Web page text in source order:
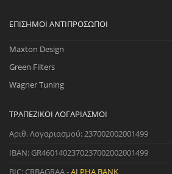
ΕΠΊΣΗΜΟΙ ΑΝΤΙΠΡΌΣΩΠΟΙ
Maxton Design
Green Filters
Wagner Tuning
ΤΡΑΠΕΖΙΚΟΊ ΛΟΓΑΡΙΑΣΜΟΊ
Αριθ. Λογαριασμού: 237002002001499
IBAN: GR4601402370237002002001499
BIC: CRBAGRAA -ALPHA BANK